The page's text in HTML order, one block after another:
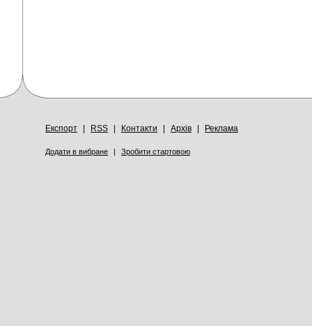
Експорт RSS Контакти Архів Реклама
Додати в вибране | Зробити стартовою